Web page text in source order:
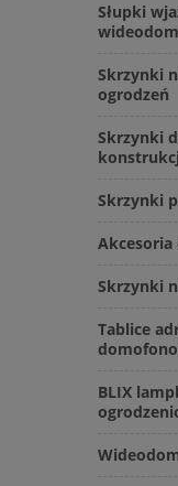
Słupki
Skrzynki
ogrodzeń
Skrzynki
Skrzynki
Skrzynki
Tablice
BLIX